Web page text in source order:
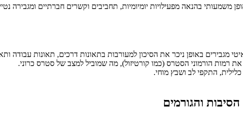
משמעותי בהנאה מפעילויות יומיומיות, תחביבים וקשרים חברתיים ומגבירה
איטי מגבירים באופן ניכר את הסיכון למעורבות בתאונות דרכים, תאונות עבודה
רמות הורמוני הסטרס (כמו קורטיזול), מה שמוביל למצב של סטרס כרוני.
התקפי לב ושבץ מוחי.
והגורמים